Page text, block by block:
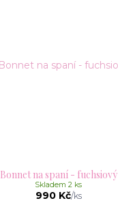
Bonnet na spaní - fuchsiový
990 Kč/ks
Skladem 2 ks